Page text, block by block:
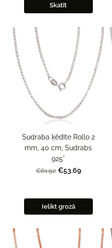
Skatīt
Sudraba ķēdīte Rollo 2
mm, 40 cm, Sudrabs
925°
€61.92 €53.69
Ielikt grozā